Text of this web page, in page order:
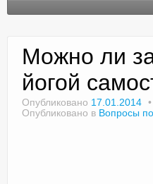
Доктор Чернов
Можно ли
йогой
Опубликовано 17.01.2014
Опубликовано в Вопросы